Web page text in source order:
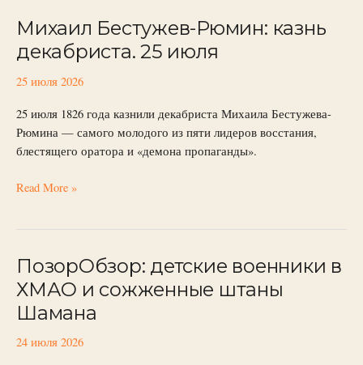
Михаил Бестужев-Рюмин: казнь
декабриста. 25 июля
25 июля 2026
25 июля 1826 года казнили декабриста Михаила Бестужева-
Рюмина — самого молодого из пяти лидеров восстания,
блестящего оратора и «демона пропаганды».
Михаил
Бестужев-
Рюмин:
казнь
25
июля
Read More »
ПозорОбзор: детские военники в
ХМАО и сожженные штаны
Шамана
24 июля 2026
ПозорОбзор:
детские
военники
в
ХМАО